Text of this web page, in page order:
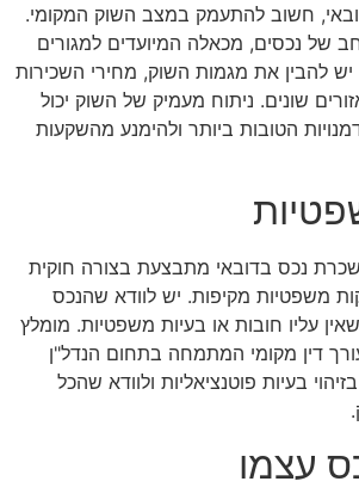
חשוב להתעמק במצב השוק המקומי.
של נכסים, מכאלה המיועדים למגורים
יש להבין את מגמות השוק, מחירי השכירות
שונים. ניתוח מעמיק של השוק יכול
הטובות ביותר ולהימנע מהשקעות
נכס בדובאי מתבצעת בצורה חוקית
משפטיות מקיפות. יש לוודא שהנכס
עליו חובות או בעיות משפטיות. מומלץ
דין מקומי המתמחה בתחום הנדל"ן
בעיות פוטנציאליות ולוודא שהכל
עצמו